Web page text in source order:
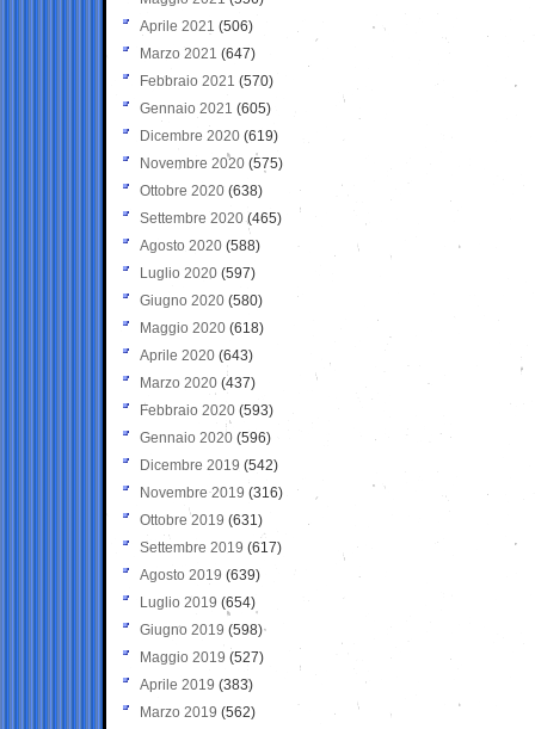
Aprile 2021 (506)
Marzo 2021 (647)
Febbraio 2021 (570)
Gennaio 2021 (605)
Dicembre 2020 (619)
Novembre 2020 (575)
Ottobre 2020 (638)
Settembre 2020(465)
Agosto 2020 (588)
Luglio 2020 (597)
Giugno 2020 (580)
Maggio 2020 (618)
Aprile 2020 (643)
Marzo 2020 (437)
Febbraio 2020 (593)
Gennaio 2020 (596)
Dicembre 2019 (542)
Novembre 2019 (316)
Ottobre 2019 (631)
Settembre 2019 (617)
Agosto 2019 (639)
Luglio 2019 (654)
Giugno 2019 (598)
Maggio 2019 (527)
Aprile 2019 (383)
Marzo 2019 (562)